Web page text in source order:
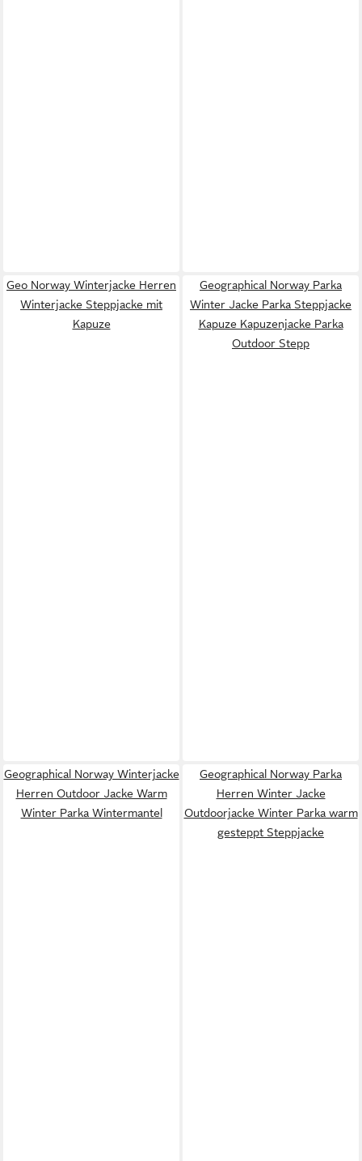
Geo Norway Winterjacke Herren
Winterjacke Steppjacke mit
Kapuze
Geographical Norway Parka
Winter Jacke Parka Steppjacke
Kapuze Kapuzenjacke Parka
Outdoor Stepp
Geographical Norway Winterjacke
Herren Outdoor Jacke Warm
Winter Parka Wintermantel
Geographical Norway Parka
Herren Winter Jacke
Outdoorjacke Winter Parka warm
gesteppt Steppjacke